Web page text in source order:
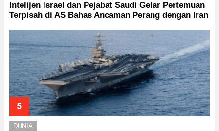
Intelijen Israel dan Pejabat Saudi Gelar Pertemuan
Terpisah di AS Bahas Ancaman Perang dengan Iran
DUNIA